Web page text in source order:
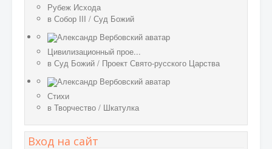
Рубеж Исхода
в Собор III / Суд Божий
Цивилизационный прое...
в Суд Божий / Проект Свято-русского Царства
Стихи
в Творчество / Шкатулка
Вход на сайт